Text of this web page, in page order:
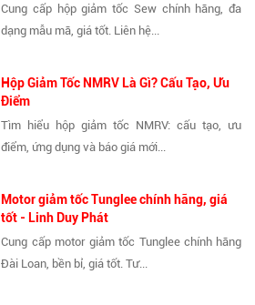
Cung cấp hộp giảm tốc Sew chính hãng, đa
dạng mẫu mã, giá tốt. Liên hệ...
Hộp Giảm Tốc NMRV Là Gì? Cấu Tạo, Ưu
Điểm
Tìm hiểu hộp giảm tốc NMRV: cấu tạo, ưu
điểm, ứng dụng và báo giá mới...
Motor giảm tốc Tunglee chính hãng, giá
tốt - Linh Duy Phát
Cung cấp motor giảm tốc Tunglee chính hãng
Đài Loan, bền bỉ, giá tốt. Tư...